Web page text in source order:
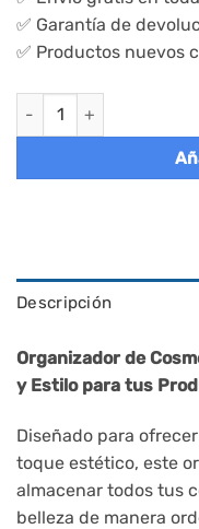
✅ Garantía de
✅ Productos nuevos
Organizadores
Descripción
Organizador de
y Estilo para tus
Diseñado para
toque estético, este
almacenar todos tus
belleza de manera